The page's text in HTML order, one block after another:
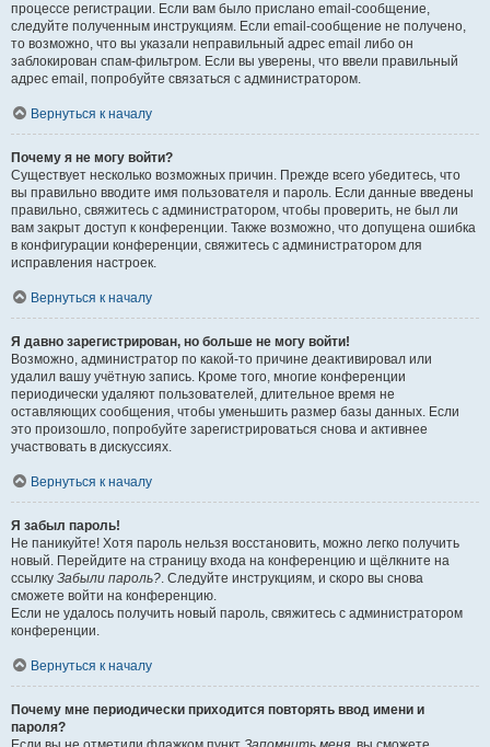
процессе регистрации. Если вам было прислано email-сообщение,
следуйте полученным инструкциям. Если email-сообщение не получено,
то возможно, что вы указали неправильный адрес email либо он
заблокирован спам-фильтром. Если вы уверены, что ввели правильный
адрес email, попробуйте связаться с администратором.
Вернуться к началу
Почему я не могу войти?
Существует несколько возможных причин. Прежде всего убедитесь, что
вы правильно вводите имя пользователя и пароль. Если данные введены
правильно, свяжитесь с администратором, чтобы проверить, не был ли
вам закрыт доступ к конференции. Также возможно, что допущена ошибка
в конфигурации конференции, свяжитесь с администратором для
исправления настроек.
Вернуться к началу
Я давно зарегистрирован, но больше не могу войти!
Возможно, администратор по какой-то причине деактивировал или
удалил вашу учётную запись. Кроме того, многие конференции
периодически удаляют пользователей, длительное время не
оставляющих сообщения, чтобы уменьшить размер базы данных. Если
это произошло, попробуйте зарегистрироваться снова и активнее
участвовать в дискуссиях.
Вернуться к началу
Я забыл пароль!
Не паникуйте! Хотя пароль нельзя восстановить, можно легко получить
новый. Перейдите на страницу входа на конференцию и щёлкните на
ссылку Забыли пароль?. Следуйте инструкциям, и скоро вы снова
сможете войти на конференцию.
Если не удалось получить новый пароль, свяжитесь с администратором
конференции.
Вернуться к началу
Почему мне периодически приходится повторять ввод имени и
пароля?